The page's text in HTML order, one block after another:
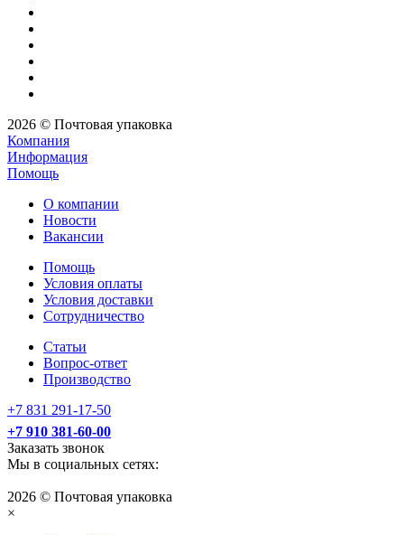
2026 © Почтовая упаковка
Компания
Информация
Помощь
О компании
Новости
Вакансии
Помощь
Условия оплаты
Условия доставки
Сотрудничество
Статьи
Вопрос-ответ
Производство
+7 831 291-17-50
+7 910 381-60-00
Заказать звонок
Мы в социальных сетях:
2026 © Почтовая упаковка
×